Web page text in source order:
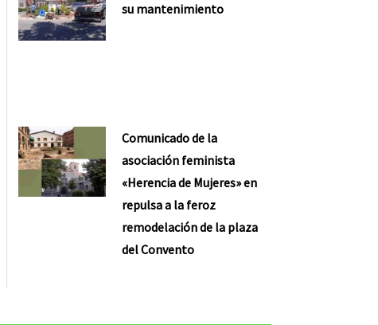
su mantenimiento
Comunicado de la
asociación feminista
«Herencia de Mujeres» en
repulsa a la feroz
remodelación de la plaza
del Convento